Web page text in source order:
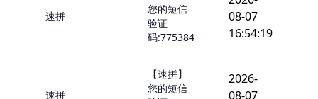
速拼
您的短信
验证
码:775384
08-07
16:54:19
速拼
【速拼】
您的短信
2026-
08-07